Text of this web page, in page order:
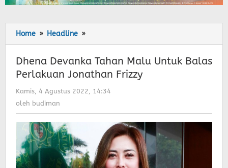
Home » Headline »
Devanka
Tahan
Malu
Untuk
Balas
Dhena Devanka Tahan Malu Untuk Balas
Perlakuan Jonathan Frizzy
Kamis, 4 Agustus 2022, 14:34
oleh budiman